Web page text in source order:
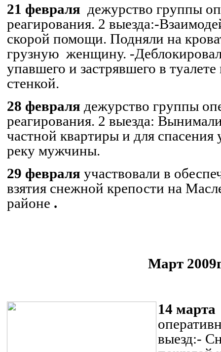
21 февраля дежурство группы
реагирования. 2 выезда:-
скорой помощи. Подняли на
грузную женщину. -
упавшего и застрявшего в
стенкой.
28 февраля дежурство группы
реагирования. 2 выезда:
частной квартиры и для
реку мужчины.
29 февраля участвовали в
взятия снежной крепости на
районе .
Март
14 марта
выезд:-